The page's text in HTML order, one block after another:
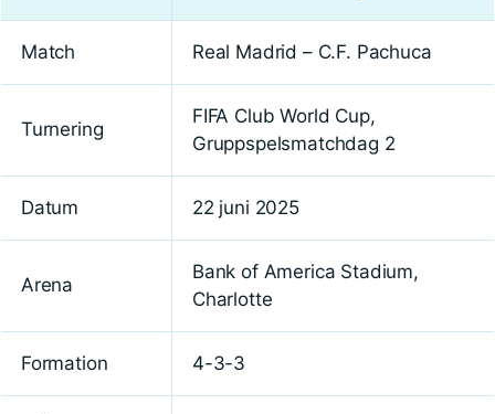
Match Real Madrid – C.F. Pachuca
Turnering
FIFA Club World Cup,
Gruppspelsmatchdag 2
Datum 22 juni 2025
Arena
Bank of America Stadium,
Charlotte
Formation 4-3-3